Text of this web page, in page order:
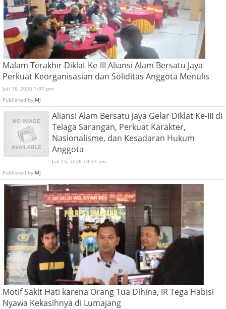
Malam Terakhir Diklat Ke-III Aliansi Alam Bersatu Jaya
Perkuat Keorganisasian dan Soliditas Anggota Menulis
Juli 16, 2026 1:07 pm
Published by MJ
Aliansi Alam Bersatu Jaya Gelar Diklat Ke-III di
Telaga Sarangan, Perkuat Karakter,
Nasionalisme, dan Kesadaran Hukum
Anggota
Juli 15, 2026 10:33 am
Published by MJ
Motif Sakit Hati karena Orang Tua Dihina, IR Tega Habisi
Nyawa Kekasihnya di Lumajang